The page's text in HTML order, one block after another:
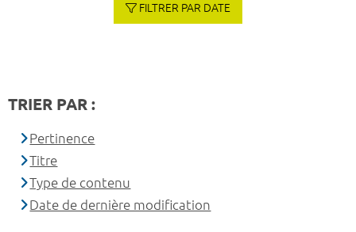
FILTRER PAR DATE
TRIER PAR :
Pertinence
Titre
Type de contenu
Date de dernière modification